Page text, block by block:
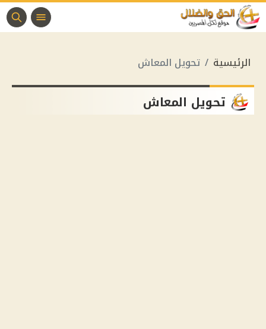
الرئيسية تحويل المعاش
تحويل المعاش